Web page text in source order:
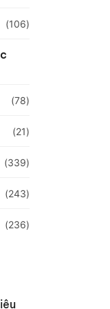
(106)
(78)
(21)
(339)
(243)
(236)